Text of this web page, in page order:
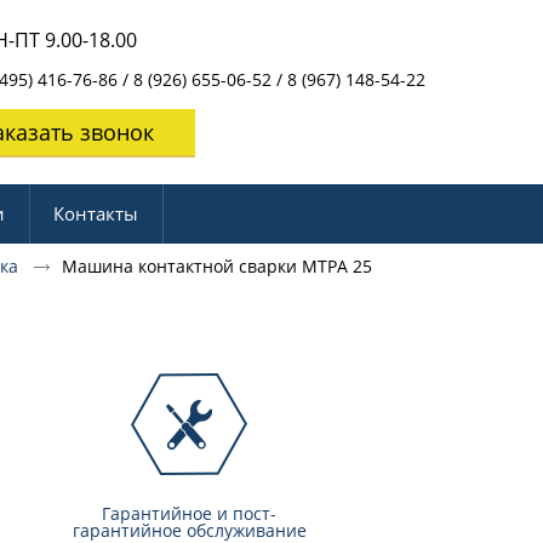
ПТ 9.00-18.00
416-76-86 / 8 (926) 655-06-52 / 8 (967) 148-54-22
звонок
Контакты
Машина контактной сварки МТРА 25
Гарантийное и пост-
гарантийное обслуживание